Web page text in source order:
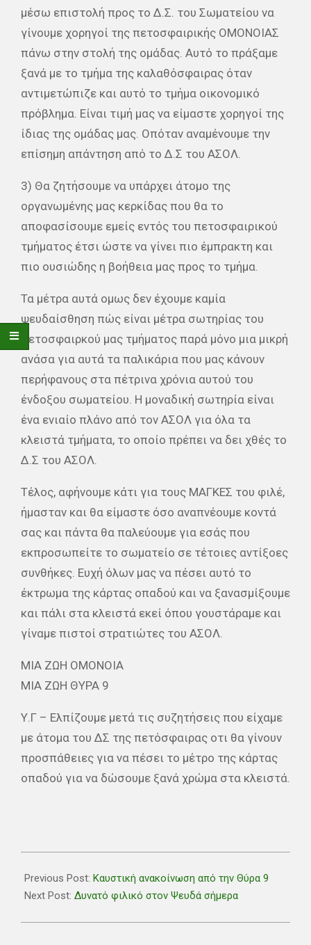
μέσω επιστολή προς το Δ.Σ. του Σωματείου να
γίνουμε χορηγοί της πετοσφαιρικής ΟΜΟΝΟΙΑΣ
πάνω στην στολή της ομάδας. Αυτό το πράξαμε
ξανά με το τμήμα της καλαθόσφαιρας όταν
αντιμετώπιζε και αυτό το τμήμα οικονομικό
πρόβλημα. Είναι τιμή μας να είμαστε χορηγοί της
ίδιας της ομάδας μας. Οπόταν αναμένουμε την
επίσημη απάντηση από το Δ.Σ του ΑΣΟΛ.
3) Θα ζητήσουμε να υπάρχει άτομο της
οργανωμένης μας κερκίδας που θα το
αποφασίσουμε εμείς εντός του πετοσφαιρικού
τμήματος έτσι ώστε να γίνει πιο έμπρακτη και
πιο ουσιώδης η βοήθεια μας προς το τμήμα.
Τα μέτρα αυτά ομως δεν έχουμε καμία
ψευδαίσθηση πώς είναι μέτρα σωτηρίας του
πετοσφαιρκού μας τμήματος παρά μόνο μια μικρή
ανάσα για αυτά τα παλικάρια που μας κάνουν
περήφανους στα πέτρινα χρόνια αυτού του
ένδοξου σωματείου. Η μοναδική σωτηρία είναι
ένα ενιαίο πλάνο από τον ΑΣΟΛ για όλα τα
κλειστά τμήματα, το οποίο πρέπει να δει χθές το
Δ.Σ του ΑΣΟΛ.
Τέλος, αφήνουμε κάτι για τους ΜΑΓΚΕΣ του φιλέ,
ήμασταν και θα είμαστε όσο αναπνέουμε κοντά
σας και πάντα θα παλεύουμε για εσάς που
εκπροσωπείτε το σωματείο σε τέτοιες αντίξοες
συνθήκες. Ευχή όλων μας να πέσει αυτό το
έκτρωμα της κάρτας οπαδού και να ξανασμίξουμε
και πάλι στα κλειστά εκεί όπου γουστάραμε και
γίναμε πιστοί στρατιώτες του ΑΣΟΛ.
ΜΙΑ ΖΩΗ ΟΜΟΝΟΙΑ
ΜΙΑ ΖΩΗ ΘΥΡΑ 9
Υ.Γ – Ελπίζουμε μετά τις συζητήσεις που είχαμε
με άτομα του ΔΣ της πετόσφαιρας οτι θα γίνουν
προσπάθειες για να πέσει το μέτρο της κάρτας
οπαδού για να δώσουμε ξανά χρώμα στα κλειστά.
08-
23
Previous Post: Καυστική ανακοίνωση από την Θύρα 9
Next Post: Δυνατό φιλικό στον Ψευδά σήμερα